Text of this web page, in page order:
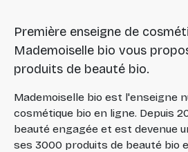
Première enseigne de
Mademoiselle bio vous
produits de beauté bio.
Mademoiselle bio est l'enseigne
cosmétique bio en ligne. Depuis
beauté engagée et est devenue
ses 3000 produits de beauté bio